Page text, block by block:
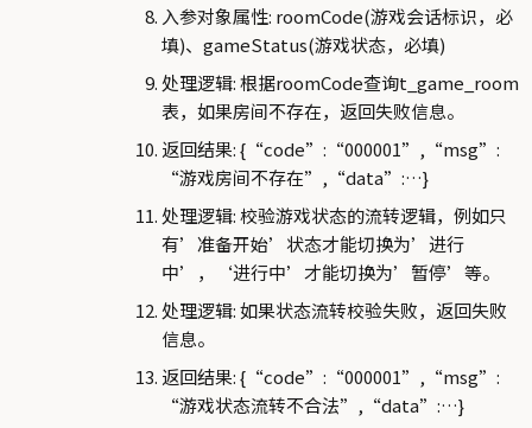
入参对象属性: roomCode(游戏会话标识，必
填)、gameStatus(游戏状态，必填)
处理逻辑: 根据roomCode查询t_game_room
表，如果房间不存在，返回失败信息。
返回结果: {“code”:“000001”,“msg”:
“游戏房间不存在”,“data”:…}
处理逻辑: 校验游戏状态的流转逻辑，例如只
有’准备开始’状态才能切换为’进行
中’，‘进行中’才能切换为’暂停’等。
处理逻辑: 如果状态流转校验失败，返回失败
信息。
返回结果: {“code”:“000001”,“msg”:
“游戏状态流转不合法”,“data”:…}